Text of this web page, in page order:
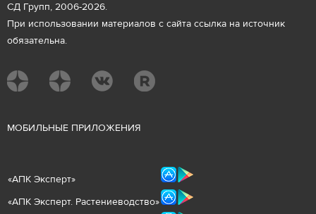
СД Групп, 2006-2026.
При использовании материалов с сайта ссылка на источник
обязательна.
МОБИЛЬНЫЕ ПРИЛОЖЕНИЯ
«АПК Эксперт»
«АПК Эксперт. Растениеводство»